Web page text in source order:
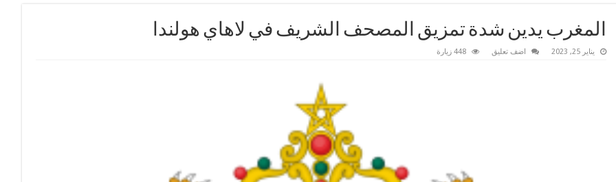
المغرب يدين شدة تمزيق المصحف الشريف في لاهاي هولندا
يناير 25, 2023 اضف تعليق 448 زيارة